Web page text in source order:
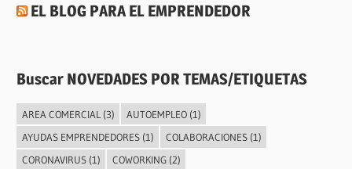
EL BLOG PARA EL EMPRENDEDOR
Buscar NOVEDADES POR TEMAS/ETIQUETAS
AREA COMERCIAL (3) AUTOEMPLEO(1)
AYUDAS EMPRENDEDORES(1) COLABORACIONES(1)
CORONAVIRUS(1) COWORKING(2)